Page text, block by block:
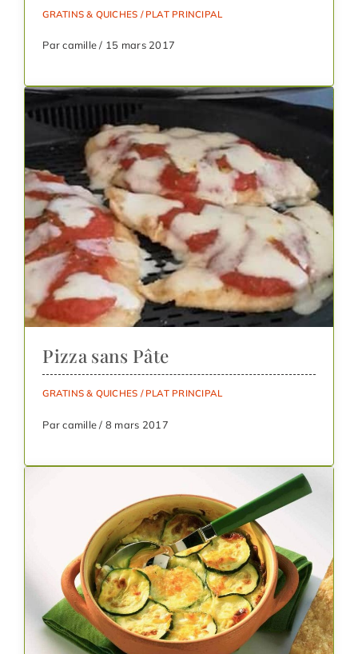
GRATINS & QUICHES / PLAT PRINCIPAL
Par camille / 15 mars 2017
Pizza sans Pâte
GRATINS & QUICHES / PLAT PRINCIPAL
Par camille / 8 mars 2017